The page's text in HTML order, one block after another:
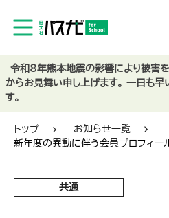
トップ
お知らせ一覧
新年度の異動に伴う会員プロフィー
共通
令和8年熊本地震の影響により被害を
からお見舞い申し上げます。 一日も早
す。